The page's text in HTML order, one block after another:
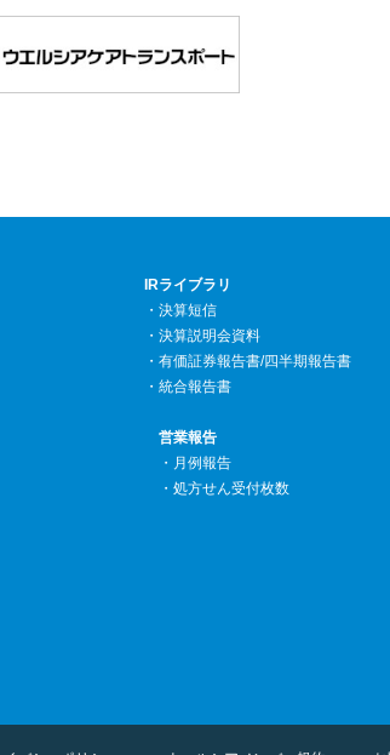
IRライブラリ
・決算短信
・決算説明会資料
・有価証券報告書/四半期報告書
・統合報告書
営業報告
・月例報告
・処方せん受付枚数